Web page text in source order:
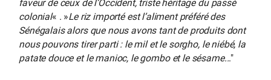
faveur de ceux de l’Occident, triste héritage du passé
colonial« . »Le riz importé est l’aliment préféré des
Sénégalais alors que nous avons tant de produits dont
nous pouvons tirer parti : le mil et le sorgho, le niébé, la
patate douce et le manioc, le gombo et le sésame..."